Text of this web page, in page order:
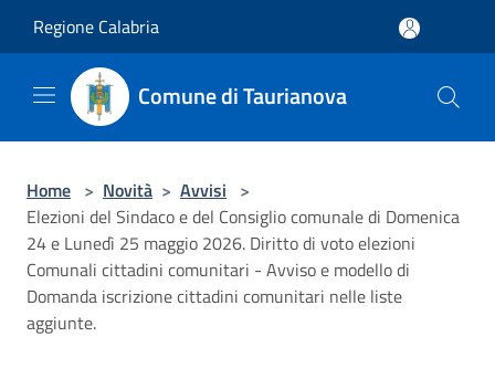
Regione Calabria
Comune di Taurianova
Home > Novità > Avvisi >
Elezioni del Sindaco e del Consiglio comunale di Domenica
24 e Lunedì 25 maggio 2026. Diritto di voto elezioni
Comunali cittadini comunitari - Avviso e modello di
Domanda iscrizione cittadini comunitari nelle liste
aggiunte.